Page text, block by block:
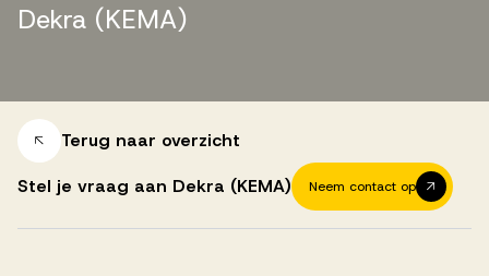
Recruitment Services
Vacatures
Dekra (KEMA)
Terug naar overzicht
Stel je vraag aan Dekra (KEMA)
Neem contact op